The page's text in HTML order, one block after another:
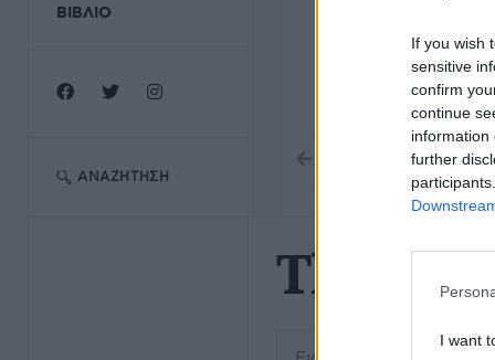
If you wish
sensitive
confirm
continue
information
further
I want
ΒΙΒΛΙΟ
ΑΝΑΖΉΤΗΣΗ
The
Εισάγετε μέρος του